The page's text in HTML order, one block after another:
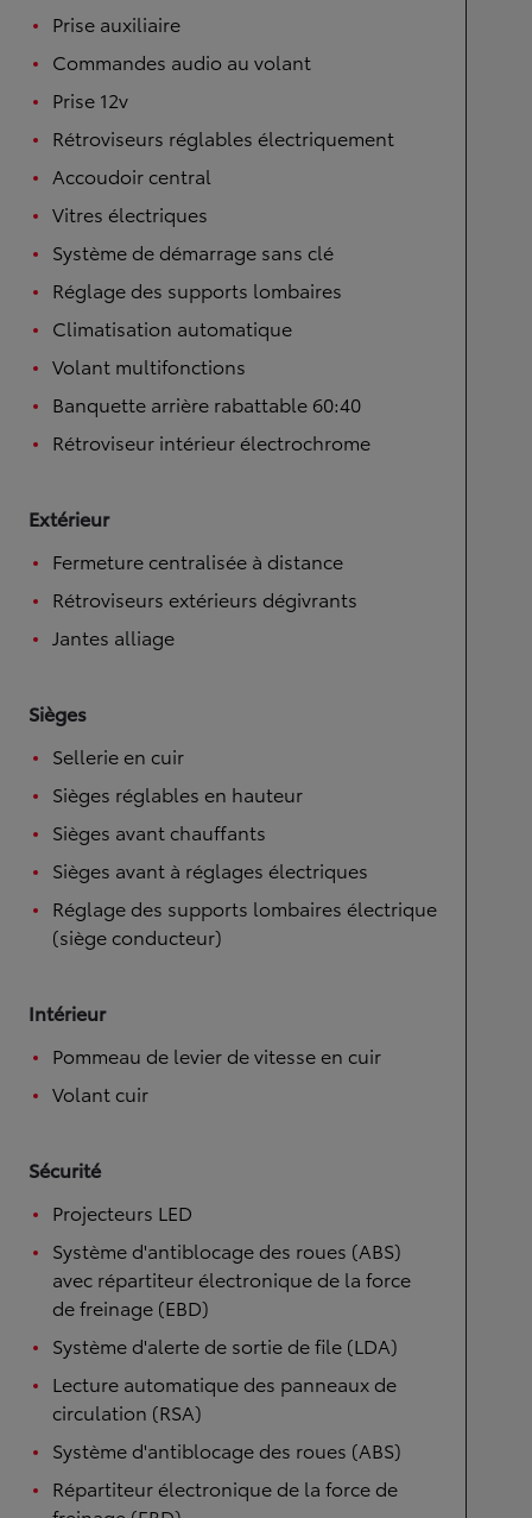
Prise auxiliaire
Commandes audio au volant
Prise 12v
Rétroviseurs réglables électriquement
Accoudoir central
Vitres électriques
Système de démarrage sans clé
Réglage des supports lombaires
Climatisation automatique
Volant multifonctions
Banquette arrière rabattable 60:40
Rétroviseur intérieur électrochrome
Extérieur
Fermeture centralisée à distance
Rétroviseurs extérieurs dégivrants
Jantes alliage
Sièges
Sellerie en cuir
Sièges réglables en hauteur
Sièges avant chauffants
Sièges avant à réglages électriques
Réglage des supports lombaires électrique
(siège conducteur)
Intérieur
Pommeau de levier de vitesse en cuir
Volant cuir
Sécurité
Projecteurs LED
Système d'antiblocage des roues (ABS)
avec répartiteur électronique de la force
de freinage (EBD)
Système d'alerte de sortie de file (LDA)
Lecture automatique des panneaux de
circulation (RSA)
Système d'antiblocage des roues (ABS)
Répartiteur électronique de la force de